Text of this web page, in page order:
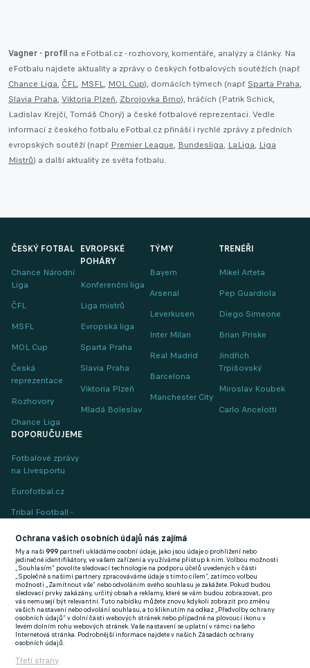
Vagner - profil na eFotbal.cz - rozhovory, komentáře, analýzy a články. Na
eFotbalu najdete aktuality a zprávy o českých fotbalových soutěžích (např.
Chance Liga, ČFL, MSFL, MOL Cup), domácích týmech (např. Sparta Praha,
Slavia Praha, Viktoria Plzeň, Zbrojovka Brno), hráčích (Patrik Schick,
Ladislav Krejčí, Tomáš Chorý) a české fotbalové reprezentaci. Vedle
informací z českého fotbalu eFotbal.cz přináší i rychlé zprávy z předních
evropských soutěží (např. Premier League, Bundesliga, LaLiga, Liga
Mistrů) a další aktuality ze světa fotbalu.
ČESKÝ FOTBAL
Chance Národní
Liga
ČFL
MSFL
MOL Cup
Česká
reprezentace
Rozhovory
Chance Liga
EVROPSKÉ
POHÁRY
Konferenční liga
Liga mistrů
Evropská liga
Sparta Praha
Slavia Praha
Viktoria Plzeň
Mladá Boleslav
TÝMY
Bayern
Arsenal
Leverkusen
Inter Milan
Real Madrid
Barcelona
Manchester City
TRENÉŘI
Mikel Arteta
Pep Guardiola
Diego Simeone
Brian Priske
Jindřich
Trpišovský
Miroslav Koubek
Carlo Ancelotti
DOPORUČUJEME
Fotbalové zprávy
na Livesportu
Eurofotbal.cz
Tribal Football -
(EN)
FlashFutbal (SK)
Tenisportal.cz
Tenisové zprávy
na Livesportu
Ochrana vašich osobních údajů nás zajímá
My a naši999 partneři ukládáme osobní údaje, jako jsou údaje o prohlížení nebo
jedinečné identifikátory, ve vašem zařízení a využíváme přístup k nim. Volbou možnosti
„Souhlasím“ povolíte sledovací technologie na podporu účelů uvedených v části
„Společně s našimi partnery zpracováváme údaje s tímto cílem“, zatímco volbou
možnosti „Zamítnout vše“ nebo odvoláním svého souhlasu je zakážete. Pokud budou
sledovací prvky zakázány, určitý obsah a reklamy, které se vám budou zobrazovat, pro
vás nemusejí být relevantní. Tuto nabídku můžete znovu kdykoli zobrazit pro změnu
vašich nastavení nebo odvolání souhlasu, a to kliknutím na odkaz „Předvolby ochrany
osobních údajů“ v dolní části webových stránek nebo případně na plovoucí ikonu v
levém dolním rohu webových stránek. Vaše nastavení se uplatní v rámci našeho
Internetová stránka. Podrobnější informace najdete v našich Zásadách ochrany
osobních údajů.
Třetí strany